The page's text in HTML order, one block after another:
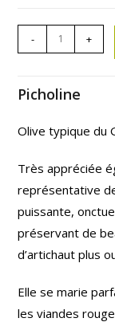
- +
Picholine
Olive typique du
Très appréciée
représentative
puissante,
préservant de
d’artichaut plus
Elle se marie
les viandes